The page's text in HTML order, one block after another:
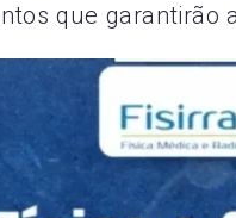
que garantirão